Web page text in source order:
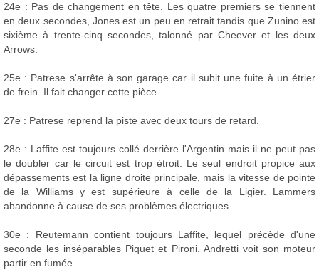
24e : Pas de changement en tête. Les quatre premiers se tiennent
en deux secondes, Jones est un peu en retrait tandis que Zunino est
sixième à trente-cinq secondes, talonné par Cheever et les deux
Arrows.
25e : Patrese s'arrête à son garage car il subit une fuite à un étrier
de frein. Il fait changer cette pièce.
27e : Patrese reprend la piste avec deux tours de retard.
28e : Laffite est toujours collé derrière l'Argentin mais il ne peut pas
le doubler car le circuit est trop étroit. Le seul endroit propice aux
dépassements est la ligne droite principale, mais la vitesse de pointe
de la Williams y est supérieure à celle de la Ligier. Lammers
abandonne à cause de ses problèmes électriques.
30e : Reutemann contient toujours Laffite, lequel précède d'une
seconde les inséparables Piquet et Pironi. Andretti voit son moteur
partir en fumée.